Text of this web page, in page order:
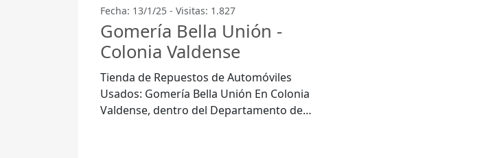
Fecha: 13/1/25 - Visitas: 1.827
Gomería Bella Unión -
Colonia Valdense
Tienda de Repuestos de Automóviles
Usados: Gomería Bella Unión En Colonia
Valdense, dentro del Departamento de